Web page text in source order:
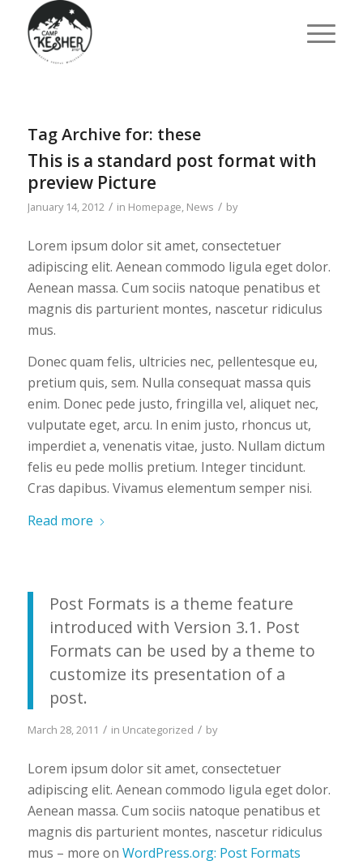
Tag Archive for: these
This is a standard post format with
preview Picture
January 14, 2012 / in Homepage, News / by
Lorem ipsum dolor sit amet, consectetuer
adipiscing elit. Aenean commodo ligula eget dolor.
Aenean massa. Cum sociis natoque penatibus et
magnis dis parturient montes, nascetur ridiculus
mus.
Donec quam felis, ultricies nec, pellentesque eu,
pretium quis, sem. Nulla consequat massa quis
enim. Donec pede justo, fringilla vel, aliquet nec,
vulputate eget, arcu. In enim justo, rhoncus ut,
imperdiet a, venenatis vitae, justo. Nullam dictum
felis eu pede mollis pretium. Integer tincidunt.
Cras dapibus. Vivamus elementum semper nisi.
Read more
Post Formats is a theme feature
introduced with Version 3.1. Post
Formats can be used by a theme to
customize its presentation of a
post.
March 28, 2011 / in Uncategorized / by
Lorem ipsum dolor sit amet, consectetuer
adipiscing elit. Aenean commodo ligula eget dolor.
Aenean massa. Cum sociis natoque penatibus et
magnis dis parturient montes, nascetur ridiculus
mus – more on WordPress.org: Post Formats